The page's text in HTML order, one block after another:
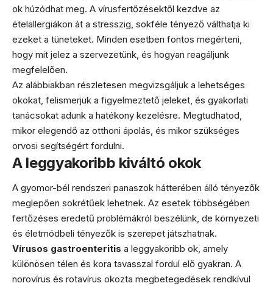
ok húzódhat meg. A vírusfertőzésektől kezdve az
ételallergiákon át a stresszig, sokféle tényező válthatja ki
ezeket a tüneteket. Minden esetben fontos megérteni,
hogy mit jelez a szervezetünk, és hogyan reagáljunk
megfelelően.
Az alábbiakban részletesen megvizsgáljuk a lehetséges
okokat, felismerjük a figyelmeztető jeleket, és gyakorlati
tanácsokat adunk a hatékony kezelésre. Megtudhatod,
mikor elegendő az otthoni ápolás, és mikor szükséges
orvosi segítségért fordulni.
A leggyakoribb kiváltó okok
A gyomor-bél rendszeri panaszok hátterében álló tényezők
meglepően sokrétűek lehetnek. Az esetek többségében
fertőzéses eredetű problémákról beszélünk, de környezeti
és életmódbeli tényezők is szerepet játszhatnak.
Vírusos gastroenteritis a leggyakoribb ok, amely
különösen télen és kora tavasszal fordul elő gyakran. A
norovírus és rotavírus okozta megbetegedések rendkívül